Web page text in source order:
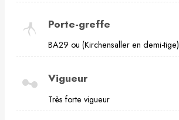
Porte-greffe
BA29 ou (Kirchensaller en demi-tige)
Vigueur
Très forte vigueur